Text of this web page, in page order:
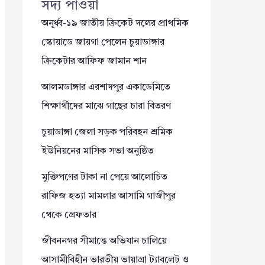
সদ্য পাওয়া
অনূর্ধ্ব-১৯ জাতীয় ক্রিকেট দলের প্রাথমিক
স্কোয়াডে জায়গা পেলেন চুয়াডাঙ্গার
ক্রিকেটার আফিফ জামান শান
আলমডাঙ্গার এরশাদপুর একাডেমিতে
শিক্ষার্থীদের মাঝে গাছের চারা বিতরণ
চুয়াডাঙ্গা জেলা সড়ক পরিবহন শ্রমিক
ইউনিয়নের মাসিক সভা অনুষ্ঠিত
মুক্তিপণের টাকা না পেয়ে আলোচিত
রাফিজ হত্যা মামলার আসামি গাজীপুর
থেকে গ্রেফতার
জীবননগর সীমান্তে অভিযান চালিয়ে
আসামীবিহীন ভারতীয় ভায়াগ্রা ট্যাবলেট ও